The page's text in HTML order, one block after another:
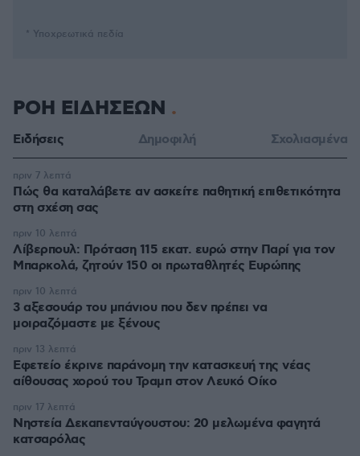
* Υποχρεωτικά πεδία
ΡΟΗ ΕΙΔΗΣΕΩΝ
Ειδήσεις Δημοφιλή Σχολιασμένα
Πώς θα καταλάβετε αν ασκείτε παθητική επιθετικότητα
στη σχέση σας
πριν 7 λεπτά
Λίβερπουλ: Πρόταση 115 εκατ. ευρώ στην Παρί για τον
Μπαρκολά, ζητούν 150 οι πρωταθλητές Ευρώπης
πριν 10 λεπτά
3 αξεσουάρ του μπάνιου που δεν πρέπει να
μοιραζόμαστε με ξένους
πριν 10 λεπτά
Εφετείο έκρινε παράνομη την κατασκευή της νέας
αίθουσας χορού του Τραμπ στον Λευκό Οίκο
πριν 13 λεπτά
Νηστεία Δεκαπενταύγουστου: 20 μελωμένα φαγητά
κατσαρόλας
πριν 17 λεπτά